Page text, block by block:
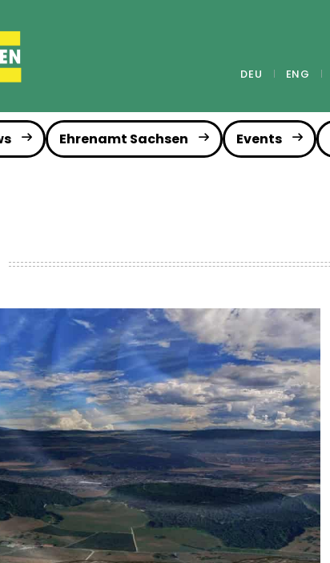
DEU ENG
Ehrenamt Sachsen Events